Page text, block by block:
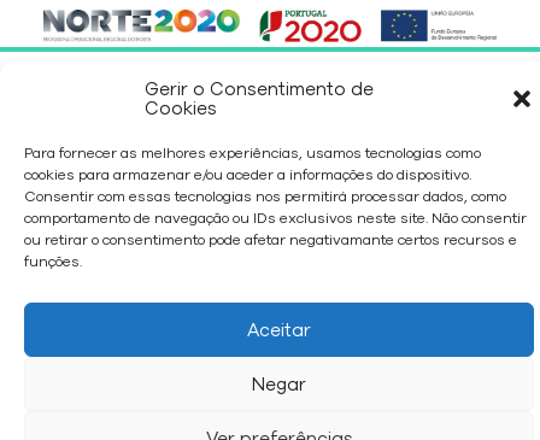
Gerir o Consentimento de
Cookies
Para fornecer as melhores experiências, usamos tecnologias como
cookies para armazenar e/ou aceder a informações do dispositivo.
Consentir com essas tecnologias nos permitirá processar dados, como
comportamento de navegação ou IDs exclusivos neste site. Não consentir
ou retirar o consentimento pode afetar negativamante certos recursos e
funções.
Aceitar
Negar